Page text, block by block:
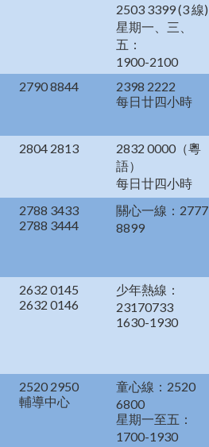
2503 3399 (3 線)
星期一、三、
五：
1900-2100
2790 8844
2398 2222
每日廿四小時
2804 2813
2832 0000（粵
語）
每日廿四小時
2788 3433
2788 3444
關心一線：2777
8899
2632 0145
2632 0146
少年熱線：
23170733
1630-1930
2520 2950
輔導中心
童心線：2520
6800
星期一至五：
1700-1930